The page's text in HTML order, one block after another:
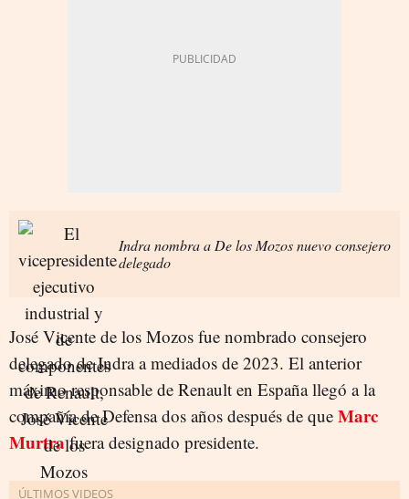
Indra nombra a De los Mozos nuevo consejero
delegado
José Vicente de los Mozos fue nombrado consejero
delegado de Indra a mediados de 2023. El anterior
máximo responsable de Renault en España llegó a la
compañía de Defensa dos años después de que Marc
Murtrafuera designado presidente.